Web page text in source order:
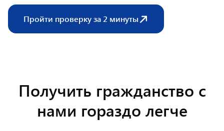
Пройти проверку за 2 минуты
Получить гражданство с
нами гораздо легче